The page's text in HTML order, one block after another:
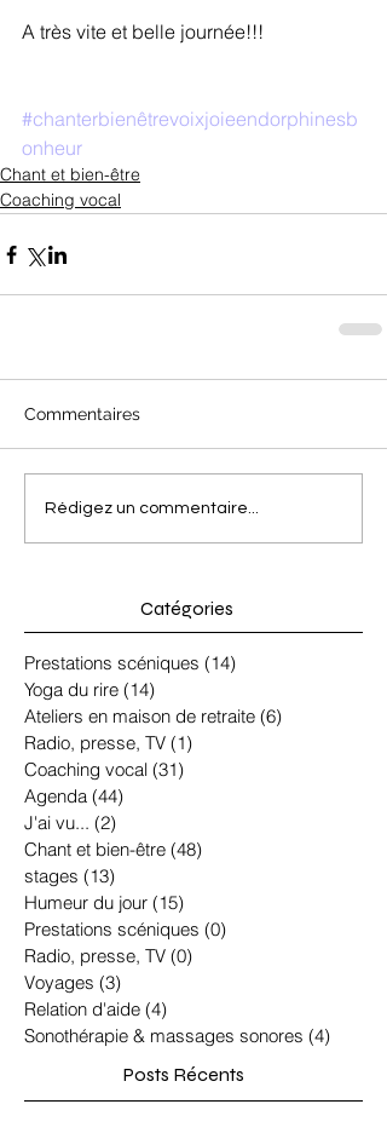
A très vite et belle journée!!!
#chanterbienêtrevoixjoieendorphinesb
onheur
Chant et bien-être
Coaching vocal
Commentaires
Rédigez un commentaire...
Catégories
Prestations scéniques (14)
Yoga du rire (14)
Ateliers en maison de retraite (6)
Radio, presse, TV (1)
Coaching vocal (31)
Agenda (44)
J'ai vu... (2)
Chant et bien-être (48)
stages (13)
Humeur du jour (15)
Prestations scéniques (0)
Radio, presse, TV (0)
Voyages (3)
Relation d'aide (4)
Sonothérapie & massages sonores (4)
Posts Récents